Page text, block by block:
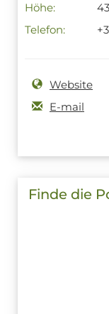
Höhe:
Telefon:
Website
E-mail
Finde die